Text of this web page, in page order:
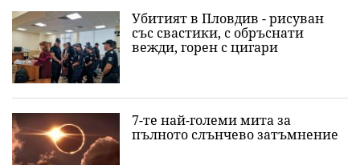
Убитият в Пловдив - рисуван
със свастики, с обръснати
вежди, горен с цигари
7-те най-големи мита за
пълното слънчево затъмнение